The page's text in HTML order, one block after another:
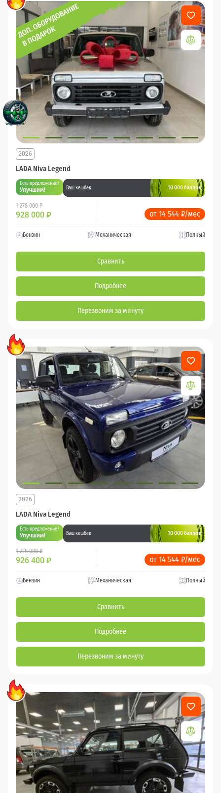
LADA Niva Legend
2026
Есть предложение?
Улучшим! Ваш кешбек 10 000 баллов
1 278 000 ₽
928 000 ₽ от 14 544 ₽/мес
Бензин Механическая Полный
Сравнить
Подробнее
Перезвоним за минуту
LADA Niva Legend
2026
Есть предложение?
Улучшим! Ваш кешбек 10 000 баллов
1 278 000 ₽
926 400 ₽ от 14 544 ₽/мес
Бензин Механическая Полный
Сравнить
Подробнее
Перезвоним за минуту